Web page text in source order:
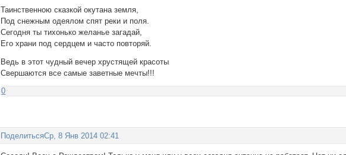
Таинственною сказкой окутана земля,
Под снежным одеялом спят реки и поля.
Сегодня ты тихонько желанье загадай,
Его храни под сердцем и часто повторяй.
Ведь в этот чудный вечер хрустящей красоты
Свершаются все самые заветные мечты!!!
0
ПоделитьсяСр, 8 Янв 2014 02:41